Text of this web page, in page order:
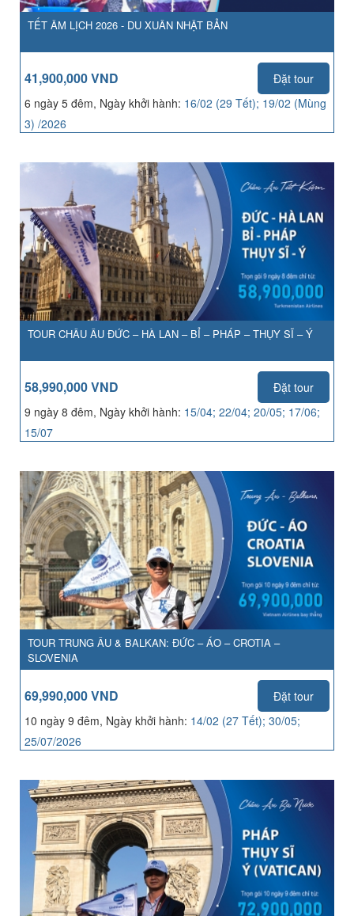
TẾT ÂM LỊCH 2026 - DU XUÂN NHẬT BẢN
41,900,000 VND
Đặt tour
6 ngày 5 đêm, Ngày khởi hành: 16/02 (29 Tết); 19/02 (Mùng
3) /2026
TOUR CHÂU ÂU ĐỨC – HÀ LAN – BỈ – PHÁP – THỤY SĨ – Ý
58,990,000 VND
Đặt tour
9 ngày 8 đêm, Ngày khởi hành: 15/04; 22/04; 20/05; 17/06;
15/07
TOUR TRUNG ÂU & BALKAN: ĐỨC – ÁO – CROTIA –
SLOVENIA
69,990,000 VND
Đặt tour
10 ngày 9 đêm, Ngày khởi hành: 14/02 (27 Tết); 30/05;
25/07/2026